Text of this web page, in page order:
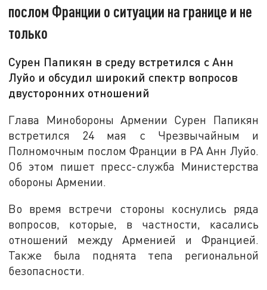
послом Франции о ситуации на границе и не
только
Сурен Папикян в среду встретился с Анн
Луйо и обсудил широкий спектр вопросов
двусторонних отношений
Глава Минобороны Армении Сурен Папикян
встретился 24 мая с Чрезвычайным и
Полномочным послом Франции в РА Анн Луйо.
Об этом пишет пресс-служба Министерства
обороны Армении.
Во время встречи стороны коснулись ряда
вопросов, которые, в частности, касались
отношений между Арменией и Францией.
Также была поднята тепа региональной
безопасности.